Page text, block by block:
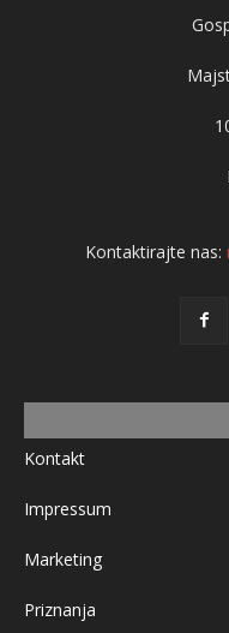
Kontaktirajte nas:
Kontakt
Impressum
Marketing
Priznanja